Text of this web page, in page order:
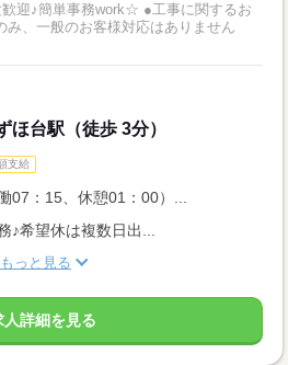
歓迎♪簡単事務work☆ ●工事に関するお
み、一般のお客様対応はありません
ほ台駅（徒歩 3分）
支給
07：15、休憩01：00）...
♪希望休は複数日出...
もっと見る
人詳細を見る